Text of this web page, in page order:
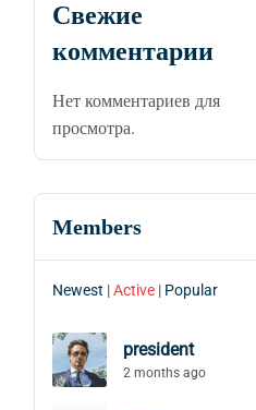
Свежие
комментарии
Нет комментариев для
просмотра.
Members
Newest |Active | Popular
president
2 months ago